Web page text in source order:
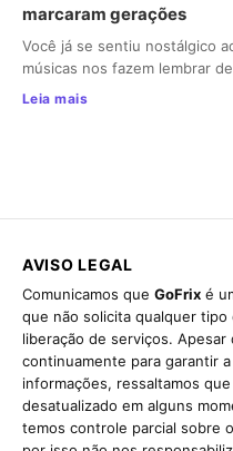
marcaram gerações
Você já se sentiu nostálgico
músicas nos fazem lembrar
Leia mais
AVISO LEGAL
Comunicamos que GoFrix é
que não solicita qualquer tipo
liberação de serviços.
continuamente para garantir
informações, ressaltamos
desatualizado em alguns
temos controle parcial sobre